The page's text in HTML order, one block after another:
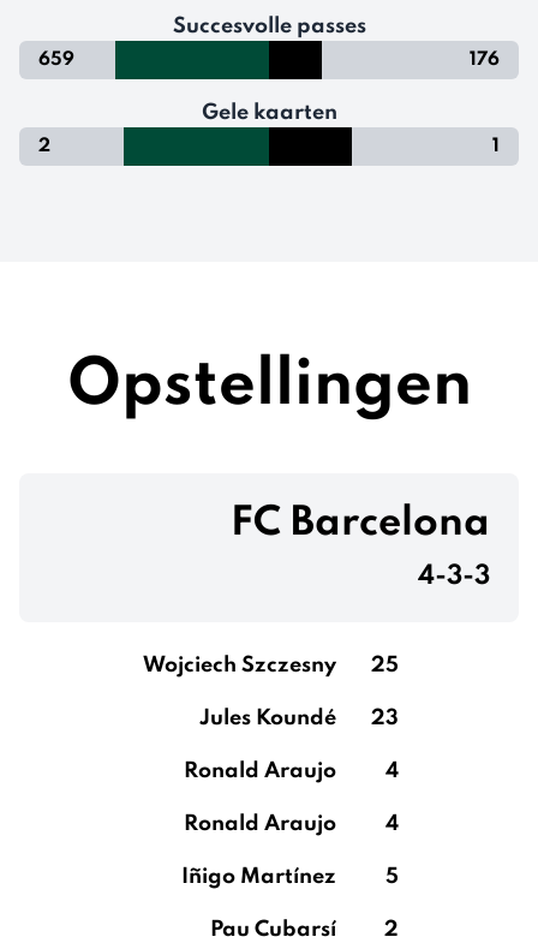
Succesvolle passes
659 176
Gele kaarten
2 1
Opstellingen
FC Barcelona
4-3-3
Wojciech Szczesny 25
Jules Koundé 23
Ronald Araujo 4
Ronald Araujo 4
Iñigo Martínez 5
Pau Cubarsí 2